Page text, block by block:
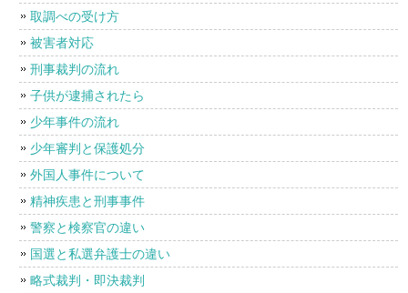
取調べの受け方
被害者対応
刑事裁判の流れ
子供が逮捕されたら
少年事件の流れ
少年審判と保護処分
外国人事件について
精神疾患と刑事事件
警察と検察官の違い
国選と私選弁護士の違い
略式裁判・即決裁判